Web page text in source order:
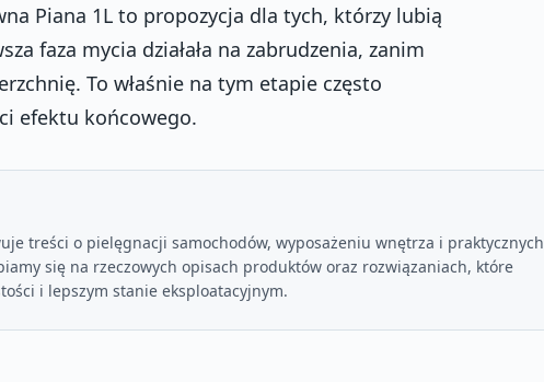
Piana 1L to propozycja dla tych, którzy lubią
faza mycia działała na zabrudzenia, zanim
To właśnie na tym etapie często
efektu końcowego.
treści o pielęgnacji samochodów, wyposażeniu wnętrza i praktycznych
się na rzeczowych opisach produktów oraz rozwiązaniach, które
i lepszym stanie eksploatacyjnym.